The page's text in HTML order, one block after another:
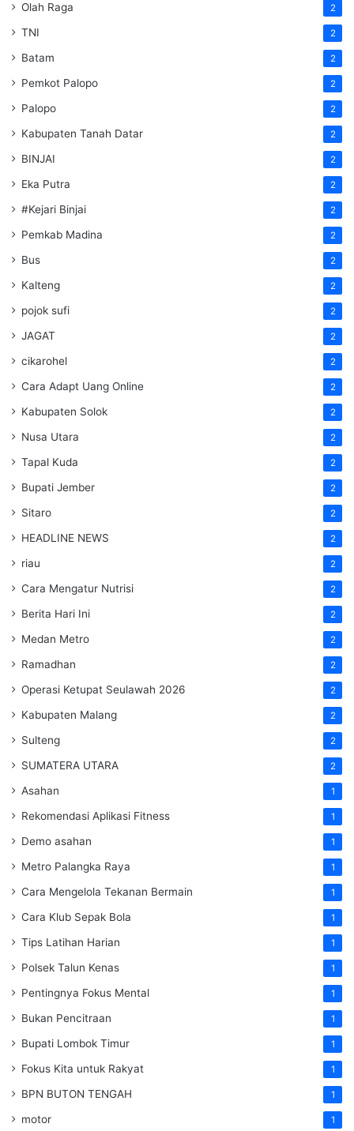
Olah Raga 2
TNI 2
Batam 2
Pemkot Palopo 2
Palopo 2
Kabupaten Tanah Datar 2
BINJAI 2
Eka Putra 2
#Kejari Binjai 2
Pemkab Madina 2
Bus 2
Kalteng 2
pojok sufi 2
JAGAT 2
cikarohel 2
Cara Adapt Uang Online 2
Kabupaten Solok 2
Nusa Utara 2
Tapal Kuda 2
Bupati Jember 2
Sitaro 2
HEADLINE NEWS 2
riau 2
Cara Mengatur Nutrisi 2
Berita Hari Ini 2
Medan Metro 2
Ramadhan 2
Operasi Ketupat Seulawah 2026 2
Kabupaten Malang 2
Sulteng 2
SUMATERA UTARA 2
Asahan 1
Rekomendasi Aplikasi Fitness 1
Demo asahan 1
Metro Palangka Raya 1
Cara Mengelola Tekanan Bermain 1
Cara Klub Sepak Bola 1
Tips Latihan Harian 1
Polsek Talun Kenas 1
Pentingnya Fokus Mental 1
Bukan Pencitraan 1
Bupati Lombok Timur 1
Fokus Kita untuk Rakyat 1
BPN BUTON TENGAH 1
motor 1